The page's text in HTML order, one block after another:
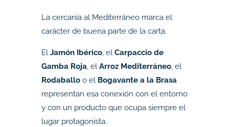
La cercanía al Mediterráneo marca el
carácter de buena parte de la carta.
El Jamón Ibérico, el Carpaccio de
Gamba Roja, el Arroz Mediterráneo, el
Rodaballoo el Bogavante a la Brasa
representan esa conexión con el entorno
y con un producto que ocupa siempre el
lugar protagonista.